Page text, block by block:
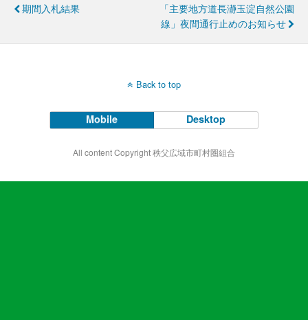
期間入札結果
「主要地方道長瀞玉淀自然公園
線」夜間通行止めのお知らせ
Back to top
Mobile Desktop
All content Copyright 秩父広域市町村圏組合